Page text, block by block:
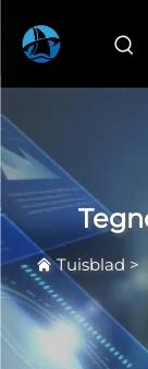
Tuisblad >